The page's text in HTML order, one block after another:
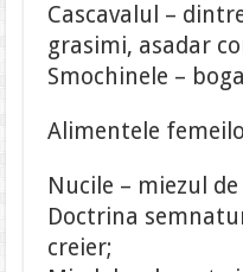
Cascavalul –
grasimi, asadar
Smochinele –
Alimentele
Nucile – miezul
Doctrina
creier;